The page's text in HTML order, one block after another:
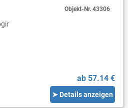
ab 57.14 €
➤ Details anzeigen
Objekt-Nr.43306